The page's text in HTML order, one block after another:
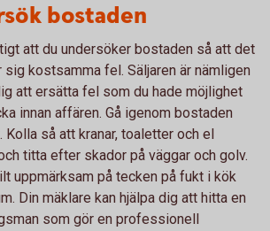
bostaden
att du undersöker bostaden så att det
sig kostsamma fel. Säljaren är nämligen
att ersätta fel som du hade möjlighet
innan affären. Gå igenom bostaden
Kolla så att kranar, toaletter och el
titta efter skador på väggar och golv.
uppmärksam på tecken på fukt i kök
Din mäklare kan hjälpa dig att hitta en
som gör en professionell